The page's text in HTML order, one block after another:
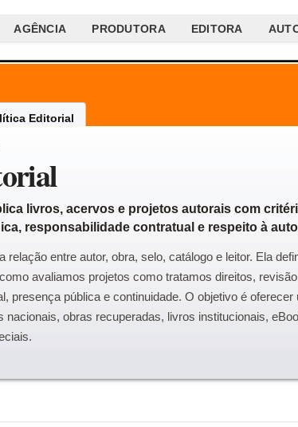
AGÊNCIA PRODUTORA EDITORA
Editorial
livros, acervos e projetos autorais com
responsabilidade contratual e respeito à
relação entre autor, obra, selo, catálogo e leitor. Ela
avaliamos projetos como tratamos direitos,
presença pública e continuidade. O objetivo é oferecer
nacionais, obras recuperadas, livros institucionais,